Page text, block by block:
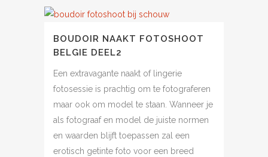
BOUDOIR NAAKT FOTOSHOOT
BELGIE DEEL2
Een extravagante naakt of lingerie
fotosessie is prachtig om te fotograferen
maar ook om model te staan. Wanneer je
als fotograaf en model de juiste normen
en waarden blijft toepassen zal een
erotisch getinte foto voor een breed